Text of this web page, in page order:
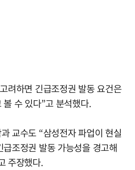
려하면 긴급조정권 발동 요건은
수 있다”고 분석했다.
교수도 “삼성전자 파업이 현실
조정권 발동 가능성을 경고해
주장했다.